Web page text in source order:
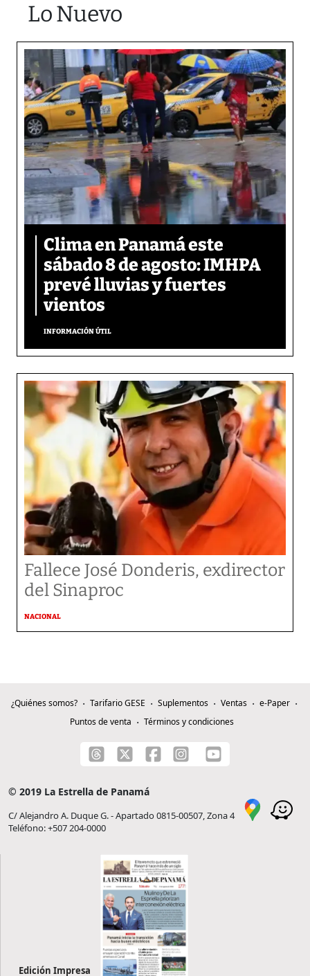
Lo Nuevo
Clima en Panamá este
sábado 8 de agosto: IMHPA
prevé lluvias y fuertes
vientos
INFORMACIÓN ÚTIL
Fallece José Donderis, exdirector
del Sinaproc
NACIONAL
¿Quiénes somos? Tarifario GESE Suplementos Ventas
e-Paper
Puntos de venta
Términos y condiciones
© 2019 La Estrella de Panamá
C/ Alejandro A. Duque G. - Apartado 0815-00507, Zona 4
Teléfono: +507 204-0000
Edición Impresa